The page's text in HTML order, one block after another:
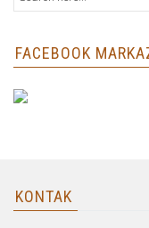
FACEBOOK
KONTAK